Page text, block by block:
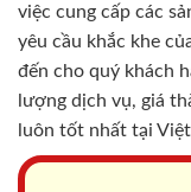
việc cung cấp các
yêu cầu khắc khe
đến cho quý khách
lượng dịch vụ, giá
luôn tốt nhất tại